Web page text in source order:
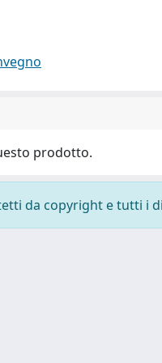
prodotto.
da copyright e tutti i